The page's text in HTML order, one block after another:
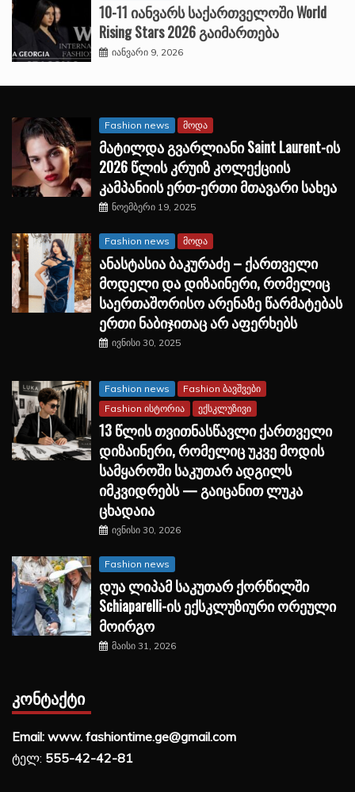
10-11 იანვარს საქართველოში World
Rising Stars 2026 გაიმართება
იანვარი 9, 2026
Fashion news მოდა
მატილდა გვარლიანი Saint Laurent-ის
2026 წლის კრუიზ კოლექციის
კამპანიის ერთ-ერთი მთავარი სახეა
ნოემბერი 19, 2025
Fashion news მოდა
ანასტასია ბაკურაძე – ქართველი
მოდელი და დიზაინერი, რომელიც
საერთაშორისო არენაზე წარმატებას
ერთი ნაბიჯითაც არ აფერხებს
ივნისი 30, 2025
Fashion news
Fashion ბავშვები
Fashion ისტორია
ექსკლუზივი
13 წლის თვითნასწავლი ქართველი
დიზაინერი, რომელიც უკვე მოდის
სამყაროში საკუთარ ადგილს
იმკვიდრებს — გაიცანით ლუკა
ცხადაია
ივნისი 30, 2026
Fashion news
დუა ლიპამ საკუთარ ქორწილში
Schiaparelli-ის ექსკლუზიური ორეული
მოირგო
მაისი 31, 2026
ᲙᲝᲜᲢᲐᲥᲢᲘ
Email: www. fashiontime.ge@gmail.com
ტელ: 555-42-42-81